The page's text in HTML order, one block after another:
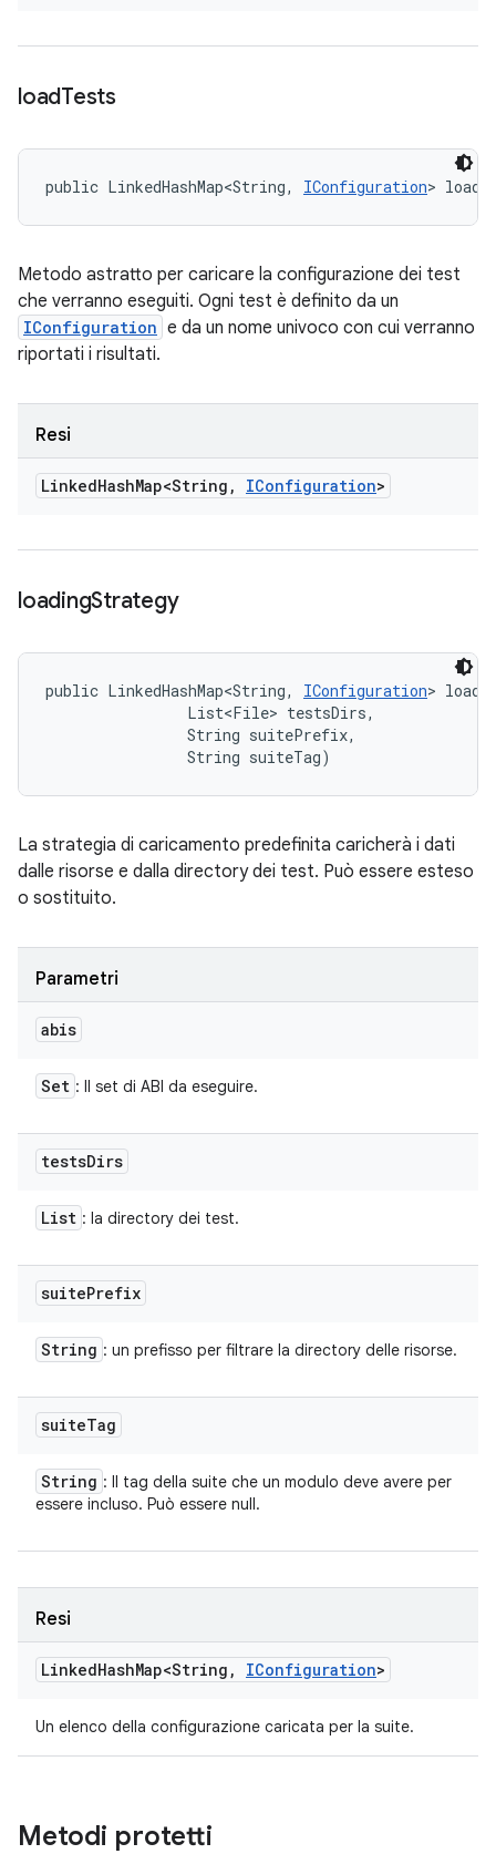
loadTests
public LinkedHashMap<String, IConfiguration>
Metodo astratto per caricare la configurazione dei test
che verranno eseguiti. Ogni test è definito da un
IConfiguration e da un nome univoco con cui verranno
riportati i risultati.
Resi
LinkedHashMap<String , IConfiguration>
loadingStrategy
public LinkedHashMap<String, IConfiguration>
                List<File> testsDirs,
                String suitePrefix,
                String suiteTag)
La strategia di caricamento predefinita caricherà i dati
dalle risorse e dalla directory dei test. Può essere esteso
o sostituito.
Parametri
abis
Set : Il set di ABI da eseguire.
testsDirs
List : la directory dei test.
suitePrefix
String : un prefisso per filtrare la directory delle risorse.
suiteTag
String : Il tag della suite che un modulo deve avere per
essere incluso. Può essere null.
Resi
LinkedHashMap<String , IConfiguration>
Un elenco della configurazione caricata per la suite.
Metodi protetti